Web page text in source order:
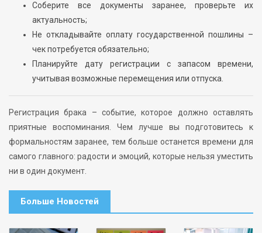
Соберите все документы заранее, проверьте их
актуальность;
Не откладывайте оплату государственной пошлины –
чек потребуется обязательно;
Планируйте дату регистрации с запасом времени,
учитывая возможные перемещения или отпуска.
Регистрация брака – событие, которое должно оставлять
приятные воспоминания. Чем лучше вы подготовитесь к
формальностям заранее, тем больше останется времени для
самого главного: радости и эмоций, которые нельзя уместить
ни в один документ.
Больше Новостей